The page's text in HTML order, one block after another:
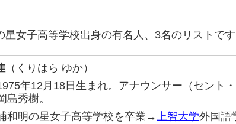
星女子高等学校出身の有名人、3名のリストで
（くりはら ゆか）
年12月18日生まれ。アナウンサー（セント
島秀樹。
和明の星女子高等学校を卒業→上智大学外国語